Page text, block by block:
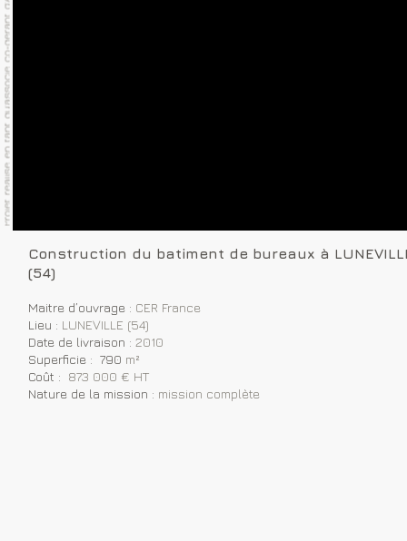
Construction du batiment de bureaux à
(54)
Maitre d’ouvrage : CER France
Lieu : LUNEVILLE (54)
Date de livraison : 2010
Superficie : 790 m²
Coût : 873 000 € HT
Nature de la mission : mission complète